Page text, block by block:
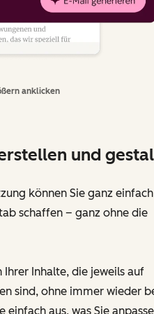
anklicken
und
können Sie ganz einfach
schaffen – ganz ohne die
Ihrer Inhalte, die jeweils auf
sind, ohne immer wieder
einfach aus, was Sie